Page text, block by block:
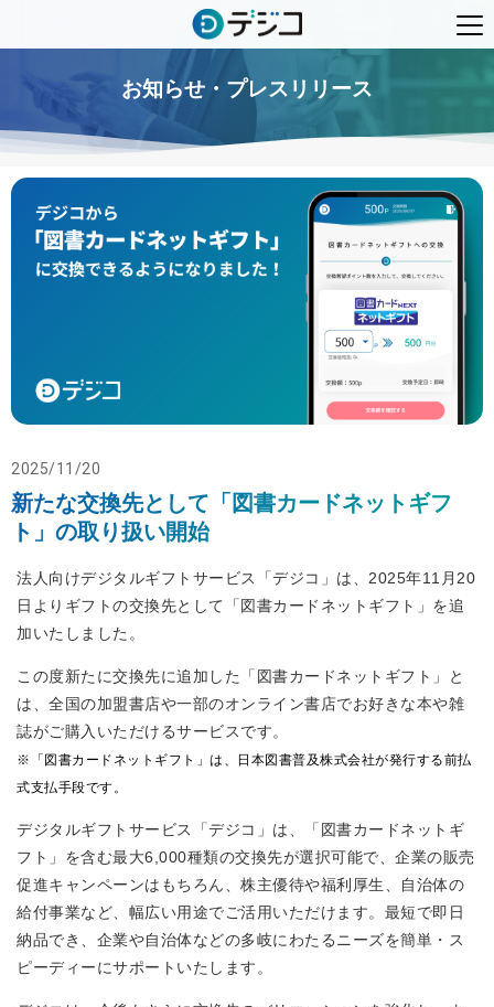
お知らせ・プレスリリース
2025/11/20
新たな交換先として「図書カードネットギフ
ト」の取り扱い開始
法人向けデジタルギフトサービス「デジコ」は、2025年11月20
日よりギフトの交換先として「図書カードネットギフト」を追
加いたしました。
この度新たに交換先に追加した「図書カードネットギフト」と
は、全国の加盟書店や一部のオンライン書店でお好きな本や雑
誌がご購入いただけるサービスです。
※「図書カードネットギフト」は、日本図書普及株式会社が発行する前払
式支払手段です。
デジタルギフトサービス「デジコ」は、「図書カードネットギ
フト」を含む最大6,000種類の交換先が選択可能で、企業の販売
促進キャンペーンはもちろん、株主優待や福利厚生、自治体の
給付事業など、幅広い用途でご活用いただけます。最短で即日
納品でき、企業や自治体などの多岐にわたるニーズを簡単・ス
ピーディーにサポートいたします。